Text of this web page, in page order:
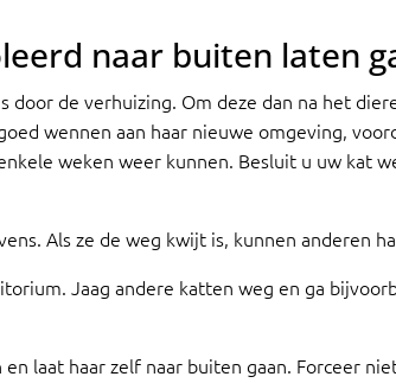
naar buiten laten
door de verhuizing. Om deze dan na het
wennen aan haar nieuwe omgeving,
weken weer kunnen. Besluit u uw kat
Als ze de weg kwijt is, kunnen anderen
Jaag andere katten weg en ga
laat haar zelf naar buiten gaan. Forceer